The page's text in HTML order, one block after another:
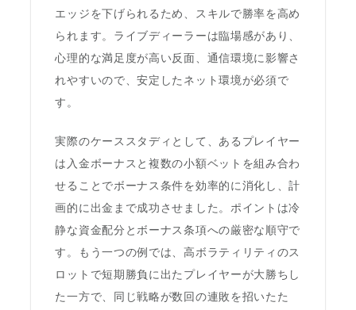
エッジを下げられるため、スキルで勝率を高め
られます。ライブディーラーは臨場感があり、
心理的な満足度が高い反面、通信環境に影響さ
れやすいので、安定したネット環境が必須で
す。
実際のケーススタディとして、あるプレイヤー
は入金ボーナスと複数の小額ベットを組み合わ
せることでボーナス条件を効率的に消化し、計
画的に出金まで成功させました。ポイントは冷
静な資金配分とボーナス条項への厳密な順守で
す。もう一つの例では、高ボラティリティのス
ロットで短期勝負に出たプレイヤーが大勝ちし
た一方で、同じ戦略が数回の連敗を招いたた